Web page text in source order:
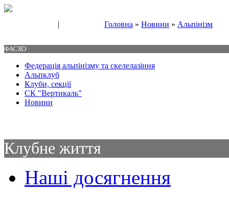
| Головна » Новини » Альпінізм
ФАСХО
Федерація альпінізму та скелелазіння
Альпклуб
Клуби, секції
СК "Вертикаль"
Новини
Клубне життя
Наші досягнення